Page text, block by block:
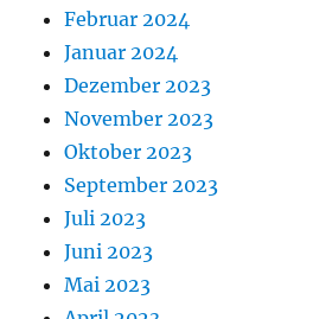
Februar 2024
Januar 2024
Dezember 2023
November 2023
Oktober 2023
September 2023
Juli 2023
Juni 2023
Mai 2023